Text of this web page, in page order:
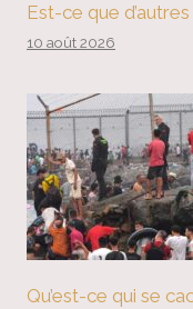
Est-ce que
10 août 2026
Qu’est-ce qui se